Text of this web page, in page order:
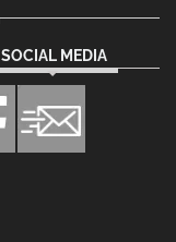
SOCIAL MEDIA